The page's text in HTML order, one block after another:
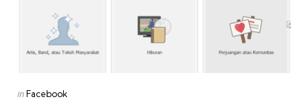
Categories
Posted
inFacebook